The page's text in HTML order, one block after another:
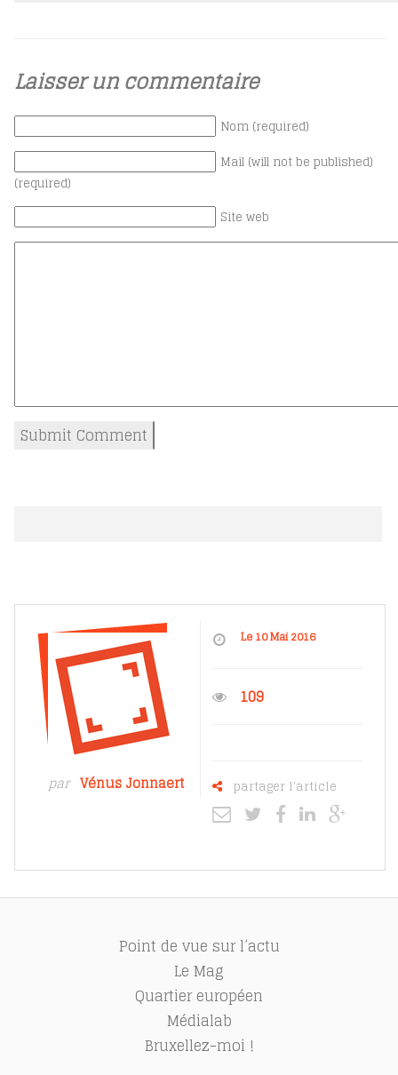
Laisser un commentaire
Nom (required)
Mail (will not be published)
(required)
Site web
par Vénus Jonnaert
Le 10 Mai 2016
109
partager l'article
Point de vue sur l’actu
Le Mag
Quartier européen
Médialab
Bruxellez-moi !